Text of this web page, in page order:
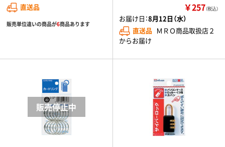
直送品
販売単位違いの商品が6商品あります
￥257（税込）
お届け日：8月12日（水）
直送品 ＭＲＯ商品取扱店２
からお届け